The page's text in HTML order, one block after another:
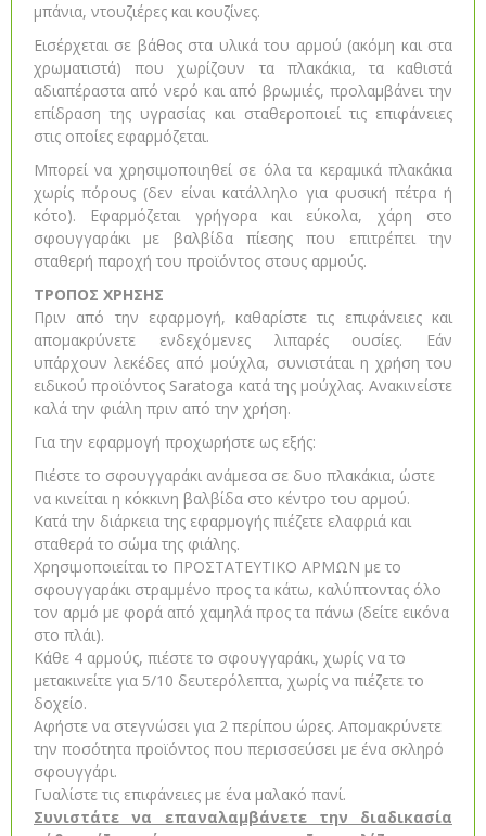
μπάνια, ντουζιέρες και κουζίνες.
Eισέρχεται σε βάθος στα υλικά του αρμού (ακόμη και στα
χρωματιστά) που χωρίζουν τα πλακάκια, τα καθιστά
αδιαπέραστα από νερό και από βρωμιές, προλαμβάνει την
επίδραση της υγρασίας και σταθεροποιεί τις επιφάνειες
στις οποίες εφαρμόζεται.
Μπορεί να χρησιμοποιηθεί σε όλα τα κεραμικά πλακάκια
χωρίς πόρους (δεν είναι κατάλληλο για φυσική πέτρα ή
κότο). Εφαρμόζεται γρήγορα και εύκολα, χάρη στο
σφουγγαράκι με βαλβίδα πίεσης που επιτρέπει την
σταθερή παροχή του προϊόντος στους αρμούς.
ΤΡΟΠΟΣ ΧΡΗΣΗΣ
Πριν από την εφαρμογή, καθαρίστε τις επιφάνειες και
απομακρύνετε ενδεχόμενες λιπαρές ουσίες. Εάν
υπάρχουν λεκέδες από μούχλα, συνιστάται η χρήση του
ειδικού προϊόντος Saratoga κατά της μούχλας. Ανακινείστε
καλά την φιάλη πριν από την χρήση.
Για την εφαρμογή προχωρήστε ως εξής:
Πιέστε το σφουγγαράκι ανάμεσα σε δυο πλακάκια, ώστε
να κινείται η κόκκινη βαλβίδα στο κέντρο του αρμού.
Kατά την διάρκεια της εφαρμογής πιέζετε ελαφριά και
σταθερά το σώμα της φιάλης.
Xρησιμοποιείται το ΠΡΟΣΤΑΤΕΥΤΙΚΟ ΑΡΜΩΝ με το
σφουγγαράκι στραμμένο προς τα κάτω, καλύπτοντας όλο
τον αρμό με φορά από χαμηλά προς τα πάνω (δείτε εικόνα
στο πλάι).
Κάθε 4 αρμούς, πιέστε το σφουγγαράκι, χωρίς να το
μετακινείτε για 5/10 δευτερόλεπτα, χωρίς να πιέζετε το
δοχείο.
Αφήστε να στεγνώσει για 2 περίπου ώρες. Απομακρύνετε
την ποσότητα προϊόντος που περισσεύσει με ένα σκληρό
σφουγγάρι.
Γυαλίστε τις επιφάνειες με ένα μαλακό πανί.
Συνιστάτε να επαναλαμβάνετε την διαδικασία